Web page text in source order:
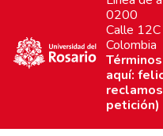
0200
Calle
Colombia
aquí:
petición)